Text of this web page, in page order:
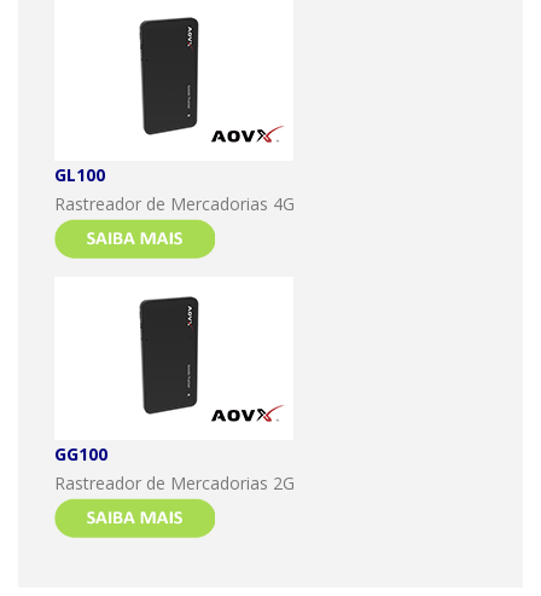
GL100
Rastreador de Mercadorias 4G
GG100
Rastreador de Mercadorias 2G